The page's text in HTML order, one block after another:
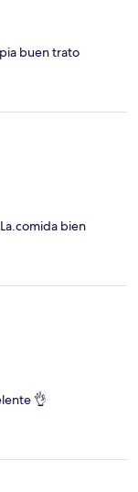
buen trato
bien
👌